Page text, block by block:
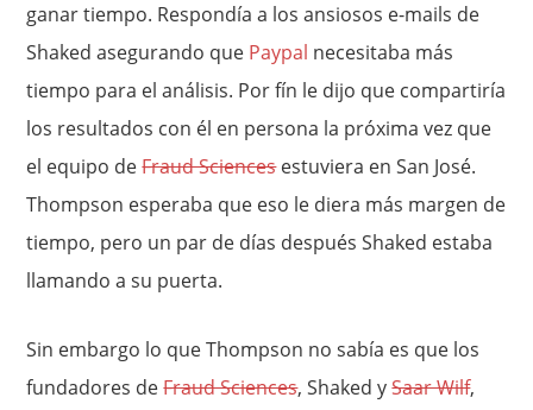
ganar tiempo. Respondía a los ansiosos e-mails de
Shaked asegurando que Paypal necesitaba más
tiempo para el análisis. Por fín le dijo que compartiría
los resultados con él en persona la próxima vez que
el equipo deFraud Sciencesestuviera en San José.
Thompson esperaba que eso le diera más margen de
tiempo, pero un par de días después Shaked estaba
llamando a su puerta.
Sin embargo lo que Thompson no sabía es que los
fundadores deFraud Sciences, Shaked ySaar Wilf,